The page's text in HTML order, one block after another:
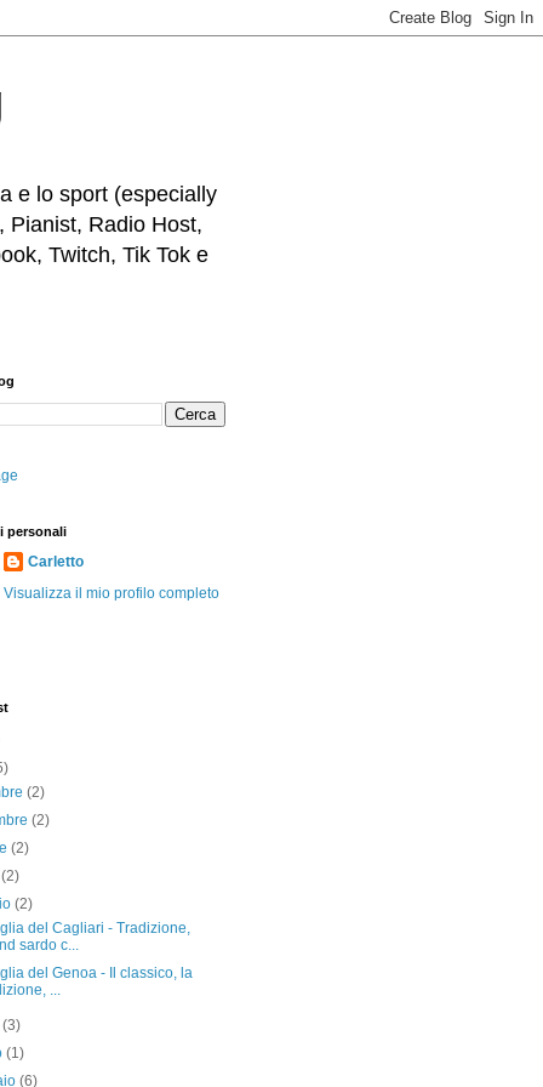
e lo sport (especially
Pianist, Radio Host,
Twitch, Tik Tok e
personali
Carletto
Visualizza il mio profilo completo
(2)
(2)
(2)
(2)
(2)
del Cagliari - Tradizione,
sardo c...
del Genoa - Il classico, la
...
(3)
(1)
(6)